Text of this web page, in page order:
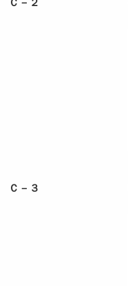
Ｃ－２
Ｃ－３